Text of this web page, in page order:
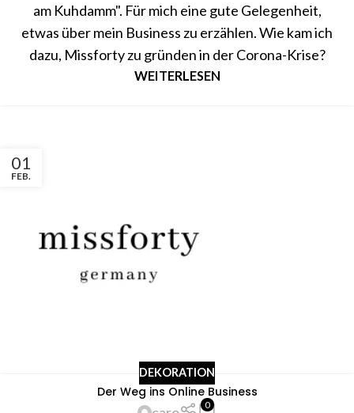
am Kuhdamm". Für mich eine gute Gelegenheit,
etwas über mein Business zu erzählen. Wie kam ich
dazu, Missforty zu gründen in der Corona-Krise?
WEITERLESEN
01
FEB.
DEKORATION
Der Weg ins Online Business
0